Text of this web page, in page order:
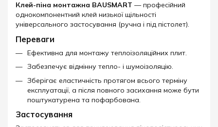
Клей-піна монтажна BAUSMART — професійний
однокомпонентний клей низької щільності
універсального застосування (ручна і під пістолет).
Переваги
Ефективна для монтажу теплоізоляційних плит.
Забезпечує відмінну тепло- і шумоізоляцію.
Зберігає еластичність протягом всього терміну
експлуатації, а після повного засихання може бути
поштукатурена та пофарбована.
Застосування